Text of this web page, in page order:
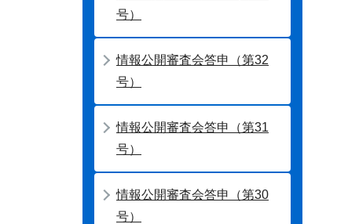
号）
情報公開審査会答申（第32
号）
情報公開審査会答申（第31
号）
情報公開審査会答申（第30
号）